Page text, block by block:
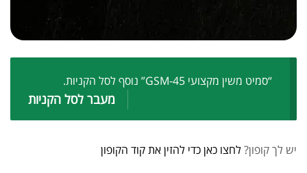
“סמיט משין מקצועי GSM-45” נוסף לסל הקניות.
מעבר לסל הקניות
יש לך קופון?לחצו כאן כדי להזין את קוד הקופון